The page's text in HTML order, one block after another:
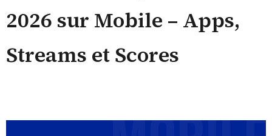
2026 sur Mobile – Apps,
Streams et Scores